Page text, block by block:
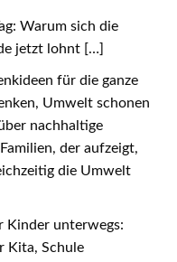
Warum sich die
jetzt lohnt[…]
für die ganze
Umwelt schonen
nachhaltige
der aufzeigt,
die Umwelt
Kinder unterwegs:
Kita, Schule